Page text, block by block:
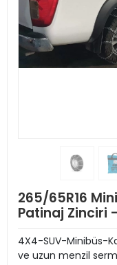
265/65R16
Patinaj Zinciri
4X4-SUV-Minibüs-
ve uzun menzil